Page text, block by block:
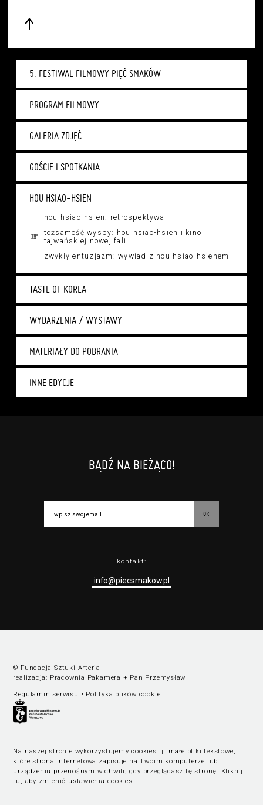
5. FESTIWAL FILMOWY PIĘĆ SMAKÓW
PROGRAM FILMOWY
GALERIA ZDJĘĆ
GOŚCIE I SPOTKANIA
HOU HSIAO-HSIEN
hou hsiao-hsien: retrospektywa
tożsamość wyspy: hou hsiao-hsien i kino
tajwańskiej nowej fali
zwykły entuzjazm: wywiad z hou hsiao-hsienem
TASTE OF KOREA
WYDARZENIA / WYSTAWY
MATERIAŁY DO POBRANIA
INNE EDYCJE
BĄDŹ NA BIEŻĄCO!
ok
kontakt:
info@piecsmakow.pl
© Fundacja Sztuki Arteria
realizacja: Pracownia Pakamera + Pan Przemysław
Regulamin serwisu • Polityka plików cookie
Na naszej stronie wykorzystujemy cookies tj. małe pliki tekstowe,
które strona internetowa zapisuje na Twoim komputerze lub
urządzeniu przenośnym w chwili, gdy przeglądasz tę stronę. Kliknij
tu, aby zmienić ustawienia cookies.